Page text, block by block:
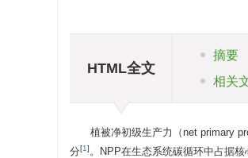
HTML全文
摘要
相关
植被净初级生产力（net primary
分[1]。NPP在生态系统碳循环中占据核